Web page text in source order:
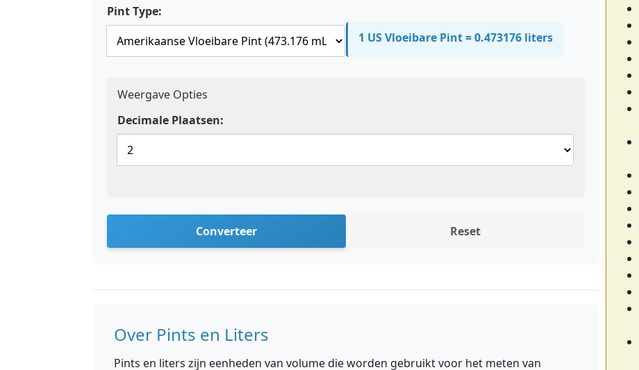
Pint Type:
1 US Vloeibare Pint = 0.473176 liters
Weergave Opties
Decimale Plaatsen:
Converteer Reset
Over Pints en Liters
Pints en liters zijn eenheden van volume die worden gebruikt voor het meten van